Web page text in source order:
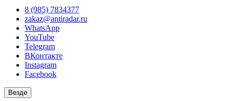
8 (985) 7834377
zakaz@antiradar.ru
WhatsApp
YouTube
Telegram
ВКонтакте
Instagram
Facebook
Везде